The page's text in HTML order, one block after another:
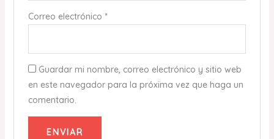
Correo electrónico *
Guardar mi nombre, correo electrónico y sitio web
en este navegador para la próxima vez que haga un
comentario.